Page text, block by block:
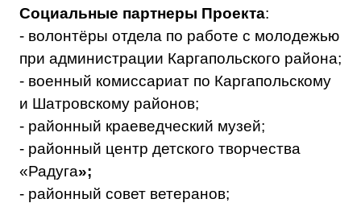
Социальные партнеры Проекта:
- волонтёры отдела по работе с молодежью
при администрации Каргапольского района;
- военный комиссариат по Каргапольскому
и Шатровскому районов;
- районный краеведческий музей;
- районный центр детского творчества
«Радуга»;
- районный совет ветеранов;